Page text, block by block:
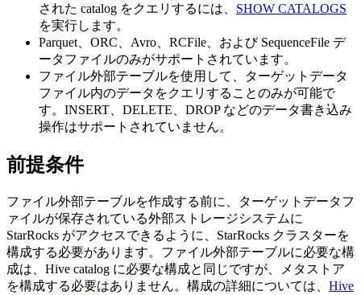
された catalog をクエリするには、 SHOW CATALOGS
を実行します。
Parquet、ORC、Avro、RCFile、および SequenceFile デ
ータファイルのみがサポートされています。
ファイル外部テーブルを使用して、ターゲットデータ
ファイル内のデータをクエリすることのみが可能で
す。INSERT、DELETE、DROP などのデータ書き込み
操作はサポートされていません。
前提条件
ファイル外部テーブルを作成する前に、ターゲットデータフ
ァイルが保存されている外部ストレージシステムに
StarRocks がアクセスできるように、StarRocks クラスターを
構成する必要があります。ファイル外部テーブルに必要な構
成は、Hive catalog に必要な構成と同じですが、メタストア
を構成する必要はありません。構成の詳細については、 Hive